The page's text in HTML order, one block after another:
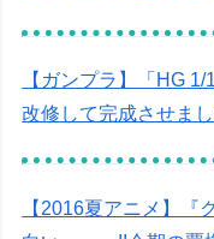
【ガンプラ】「HG
改修して完成させま
【2016夏アニメ】『